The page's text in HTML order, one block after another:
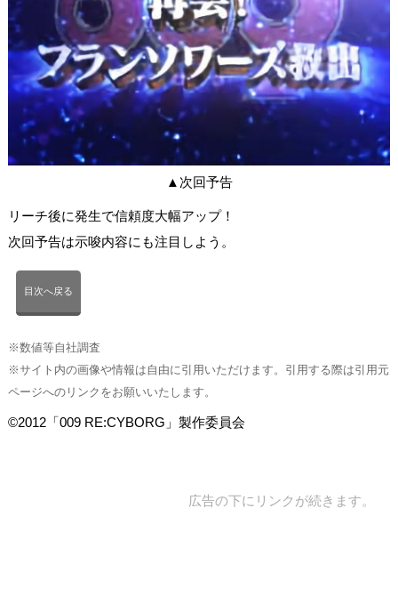
▲次回予告
リーチ後に発生で信頼度大幅アップ！
次回予告は示唆内容にも注目しよう。
目次へ戻る
※数値等自社調査
※サイト内の画像や情報は自由に引用いただけます。引用する際は引用元
ページへのリンクをお願いいたします。
©2012「009 RE:CYBORG」製作委員会
広告の下にリンクが続きます。